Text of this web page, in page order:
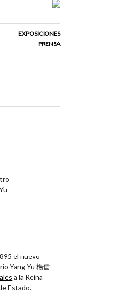
EXPOSICIONES
PRENSA
el nuevo
Yang Yu 楊儒
a la Reina
Estado.